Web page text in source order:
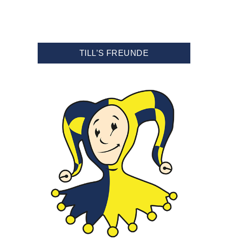
TILL’S FREUNDE